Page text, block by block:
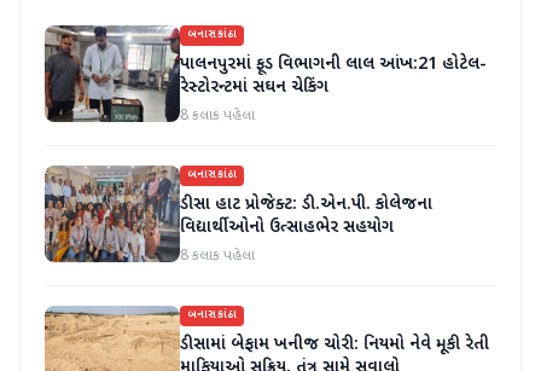
બનાસકાંઠા
પાલનપુરમાં ફૂડ વિભાગની લાલ આંખ:21 હોટેલ-
રેસ્ટોરન્ટમાં સઘન ચેકિંગ
8 કલાક પહેલા
બનાસકાંઠા
ડીસા હાટ પ્રોજેક્ટ: ડી.એન.પી. કોલેજના
વિદ્યાર્થીઓનો ઉત્સાહભેર સહયોગ
8 કલાક પહેલા
બનાસકાંઠા
ડીસામાં બેફામ ખનીજ ચોરી: નિયમો નેવે મૂકી રેતી